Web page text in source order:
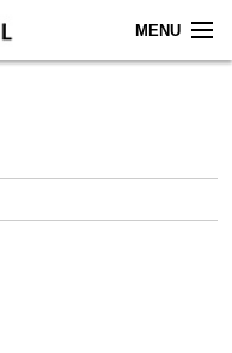
MENU